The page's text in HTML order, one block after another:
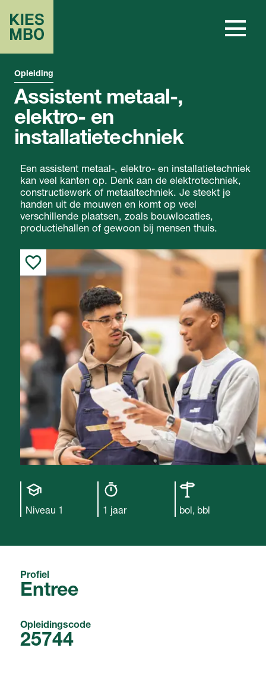
Opleiding
Assistent metaal-,
elektro- en
installatietechniek
Een assistent metaal-, elektro- en installatietechniek
kan veel kanten op. Denk aan de elektrotechniek,
constructiewerk of metaaltechniek. Je steekt je
handen uit de mouwen en komt op veel
verschillende plaatsen, zoals bouwlocaties,
productiehallen of gewoon bij mensen thuis.
Opleiding
niveau
Niveau 1
1 jaar
bol, bbl
Profiel
Entree
Opleidingscode
25744